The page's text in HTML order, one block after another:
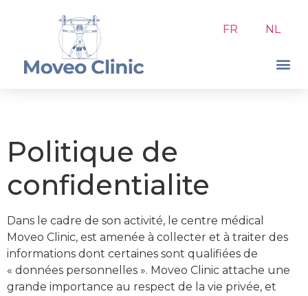
FR NL
Politique de
confidentialite
Dans le cadre de son activité, le centre médical
Moveo Clinic, est amenée à collecter et à traiter des
informations dont certaines sont qualifiées de
« données personnelles ». Moveo Clinic attache une
grande importance au respect de la vie privée, et